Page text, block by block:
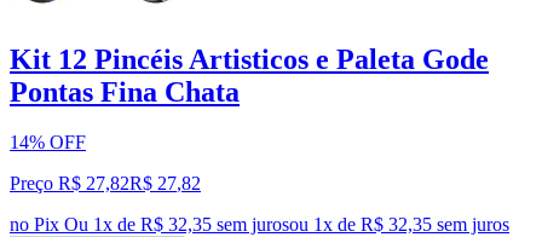
Kit 12 Pincéis Artisticos e Paleta Gode
Pontas Fina Chata
14% OFF
Preço R$ 27,82R$ 27,82
no Pix Ou 1x de R$ 32,35 sem jurosou 1x de R$ 32,35 sem juros